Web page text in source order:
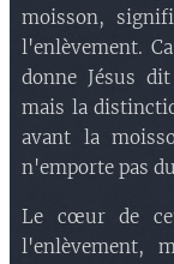
moisson,
l'enlèvement.
donne Jésus
mais la
avant la
n'emporte pas
Le cœur de
l'enlèvement,